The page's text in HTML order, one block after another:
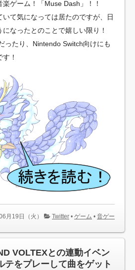
ゃんがいないと生きていけない感が
ローラを自作してみました
」は時代遅れな親の常識が悪い可能性
大一大万大吉じゃだめなのか
ベジータが悟空を超えてた時期ってあ
スト5オールスターリーグ」開幕戦
互RSS
ゲーム！「Muse Dash」！！
て気になっては居たのですが、日
なったとのことで嬉しい限り！
ったり、Nintendo Switch向けにも
！
月19日（火） Twitter • ゲーム • 音ゲー
VOLTEXとの連動イベン
テをプレーして曲をゲット